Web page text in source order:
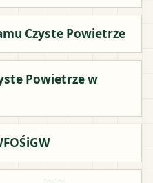
Czyste Powietrze
Powietrze w